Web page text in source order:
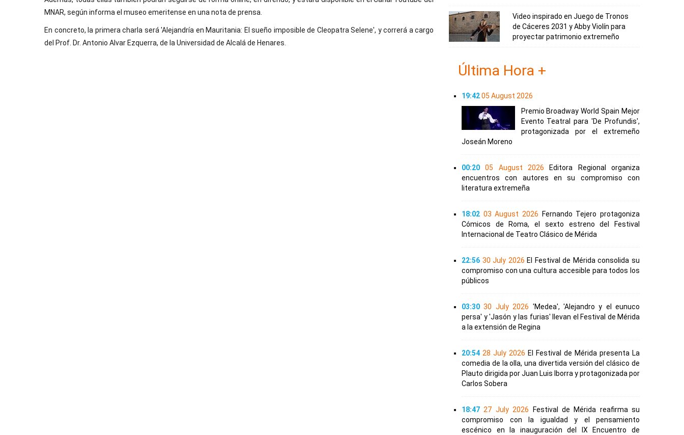
MNAR, según informa el museo emeritense en una nota de prensa.
En concreto, la primera charla será 'Alejandría en Mauritania: El sueño imposible de Cleopatra Selene', y correrá a cargo
del Prof. Dr. Antonio Alvar Ezquerra, de la Universidad de Alcalá de Henares.
Video inspirado en Juego de Tronos
de Cáceres 2031 y Abby Violín para
proyectar patrimonio extremeño
Última Hora +
19:4205 August 2026
Premio Broadway World Spain Mejor
Evento Teatral para 'De Profundis',
protagonizada por el extremeño
Joseán Moreno
00:20 05 August 2026
Editora Regional organiza
encuentros con autores en su compromiso con
literatura extremeña
18:02 03 August 2026
Fernando Tejero protagoniza
Cómicos de Roma, el sexto estreno del Festival
Internacional de Teatro Clásico de Mérida
22:56 30 July 2026 El Festival de Mérida consolida su
compromiso con una cultura accesible para todos los
públicos
03:30 30 July 2026 'Medea', 'Alejandro y el eunuco
persa' y 'Jasón y las furias' llevan el Festival de Mérida
a la extensión de Regina
20:54 28 July 2026 El Festival de Mérida presenta La
comedia de la olla, una divertida versión del clásico de
Plauto dirigida por Juan Luis Iborra y protagonizada por
Carlos Sobera
18:47 27 July 2026
Festival de Mérida reafirma su
compromiso con la igualdad y el pensamiento
escénico en la inauguración del IX Encuentro de